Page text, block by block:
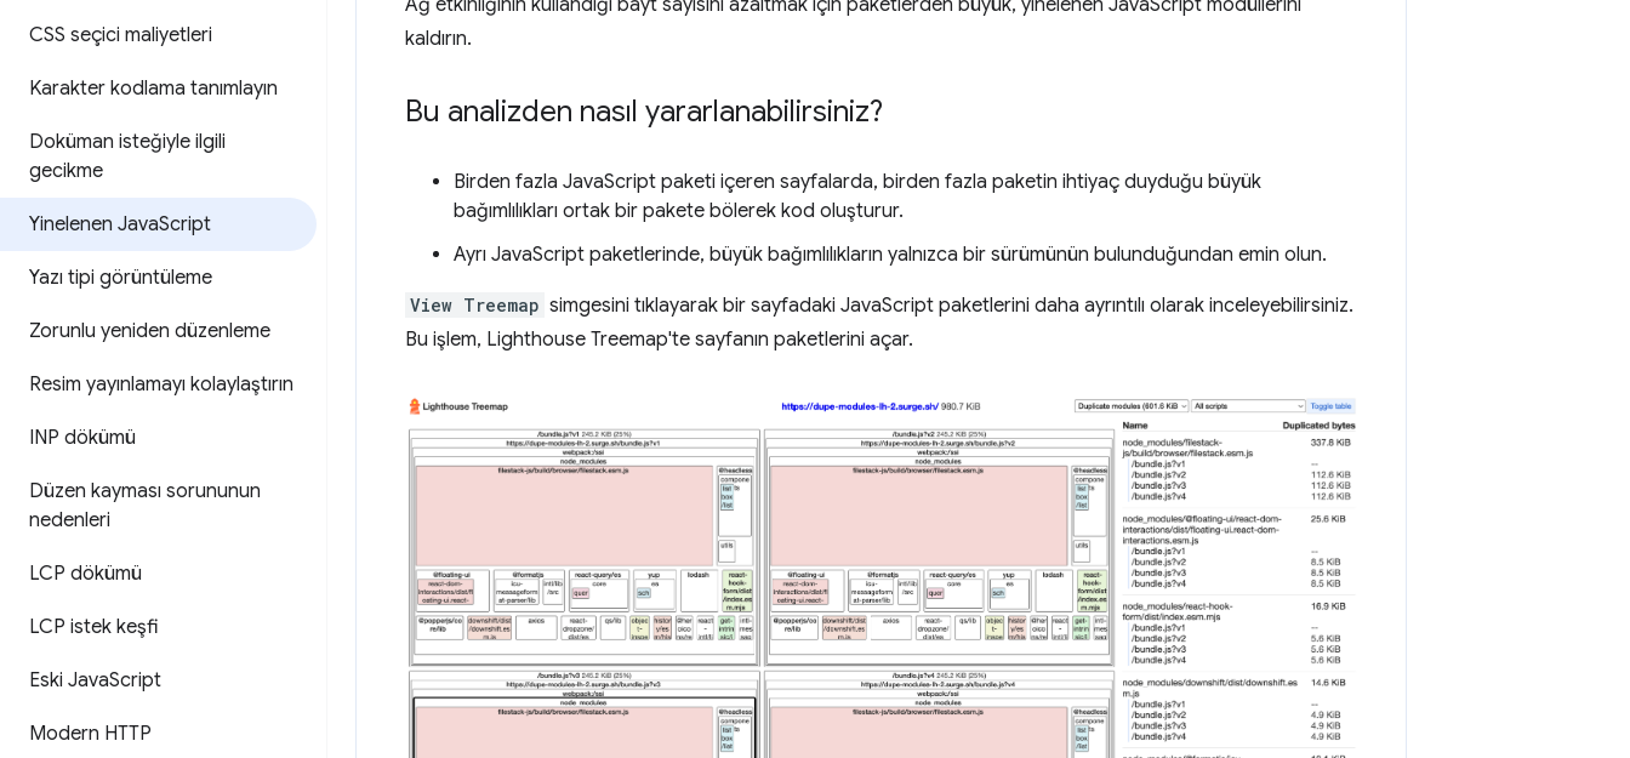
CSS seçici maliyetleri
Karakter kodlama tanımlayın
Doküman isteğiyle ilgili
gecikme
Yinelenen JavaScript
Yazı tipi görüntüleme
Zorunlu yeniden düzenleme
Resim yayınlamayı kolaylaştırın
INP dökümü
Düzen kayması sorununun
nedenleri
LCP dökümü
LCP istek keşfi
Eski JavaScript
Modern HTTP
Ağ etkinliğinin kullandığı bayt sayısını azaltmak için paketlerden büyük, yinelenen JavaScript modüllerini
kaldırın.
Bu analizden nasıl yararlanabilirsiniz?
Birden fazla JavaScript paketi içeren sayfalarda, birden fazla paketin ihtiyaç duyduğu büyük
bağımlılıkları ortak bir pakete bölerek kod oluşturur.
Ayrı JavaScript paketlerinde, büyük bağımlılıkların yalnızca bir sürümünün bulunduğundan emin olun.
View Treemap simgesini tıklayarak bir sayfadaki JavaScript paketlerini daha ayrıntılı olarak inceleyebilirsiniz.
Bu işlem, Lighthouse Treemap'te sayfanın paketlerini açar.